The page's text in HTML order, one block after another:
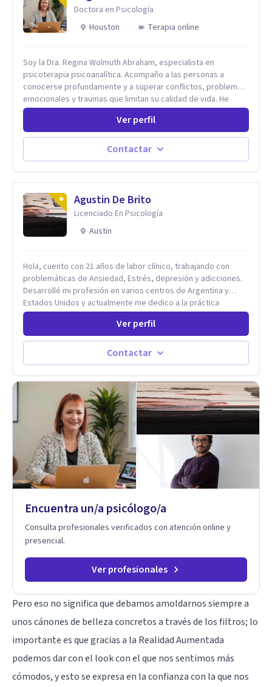
Doctora en Psicología
Houston
Terapia online
Soy la Dra. Regina Wolmuth Abraham, especialista en
psicoterapia psicoanalítica. Acompaño a las personas a
conocerse profundamente y a superar conflictos, problemas
emocionales y traumas que limitan su calidad de vida. He
trabajado en reconocidas instituciones como el Hospital
Psiquiátrico San Rafael, Instituto Psiquiátrico MENDAO, San
Bernardino, Hospital Psiquiátrico Infantil y el Centro de
Integración Juvenil. Además, tuve el privilegio de colaborar
en comunidades como Olivar del Conde y Xochimilco, lo que
Ver perfil
Contactar
Agustin De Brito
Licenciado En Psicología
Austin
Hola, cuento con 21 años de labor clínico, trabajando con
problemáticas de Ansiedad, Estrés, depresión y adicciones.
Desarrollé mi profesión en varios centros de Argentina y
Estados Unidos y actualmente me dedico a la práctica
privada. Utilizo terapias cognitivas conductuales basadas en
evidencia científica con comprobados resultados. Los
objetivos terapéuticos están centrados en brindar
herramientas concretas para el cambio, que permitan
desarrollar nuevas habilidades y estrategias basadas en la
Ver perfil
Contactar
Encuentra un/a psicólogo/a
Consulta profesionales verificados con atención online y
presencial.
Ver profesionales
Pero eso no significa que debamos amoldarnos siempre a
unos cánones de belleza concretos a través de los filtros; lo
importante es que gracias a la Realidad Aumentada
podemos dar con el look con el que nos sentimos más
cómodos, y esto se expresa en la confianza con la que nos